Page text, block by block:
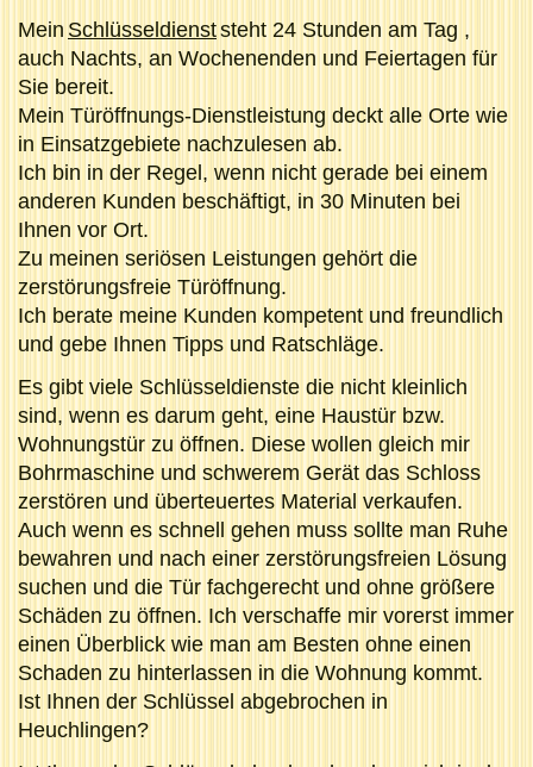
Mein Schlüsseldienststeht 24 Stunden am Tag ,
auch Nachts, an Wochenenden und Feiertagen für
Sie bereit.
Mein Türöffnungs-Dienstleistung deckt alle Orte wie
in Einsatzgebiete nachzulesen ab.
Ich bin in der Regel, wenn nicht gerade bei einem
anderen Kunden beschäftigt, in 30 Minuten bei
Ihnen vor Ort.
Zu meinen seriösen Leistungen gehört die
zerstörungsfreie Türöffnung.
Ich berate meine Kunden kompetent und freundlich
und gebe Ihnen Tipps und Ratschläge.
Es gibt viele Schlüsseldienste die nicht kleinlich
sind, wenn es darum geht, eine Haustür bzw.
Wohnungstür zu öffnen. Diese wollen gleich mir
Bohrmaschine und schwerem Gerät das Schloss
zerstören und überteuertes Material verkaufen.
Auch wenn es schnell gehen muss sollte man Ruhe
bewahren und nach einer zerstörungsfreien Lösung
suchen und die Tür fachgerecht und ohne größere
Schäden zu öffnen. Ich verschaffe mir vorerst immer
einen Überblick wie man am Besten ohne einen
Schaden zu hinterlassen in die Wohnung kommt.
Ist Ihnen der Schlüssel abgebrochen in
Heuchlingen?